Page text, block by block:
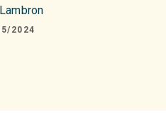
2024